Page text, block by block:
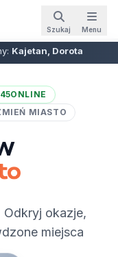
Szukaj Menu
Kajetan, Dorota
ONLINE
MIASTO
okazje,
miejsca